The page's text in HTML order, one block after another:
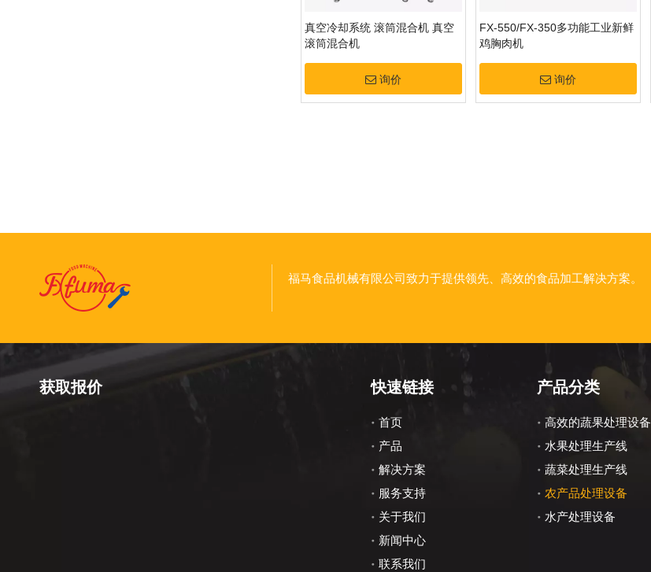
真空冷却系统 滚筒混合机 真空
滚筒混合机
询价
FX-550/FX-350多功能工业新鲜
鸡胸肉机
询价
福马食品机械有限公司致力于提供领先、高效的食品加工解决方案。
获取报价 快速链接
首页
产品
解决方案
服务支持
关于我们
新闻中心
联系我们
产品分类
高效的蔬果处理设备
水果处理生产线
蔬菜处理生产线
农产品处理设备
水产处理设备